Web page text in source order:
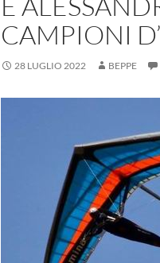
CAMPIONI
28 LUGLIO 2022 BEPPE